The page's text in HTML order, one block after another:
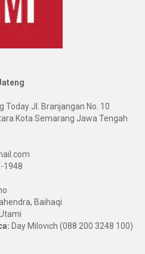
Today Jl. Branjangan No. 10
Kota Semarang Jawa Tengah
1948
Baihaqi
Day Milovich (088 200 3248 100)